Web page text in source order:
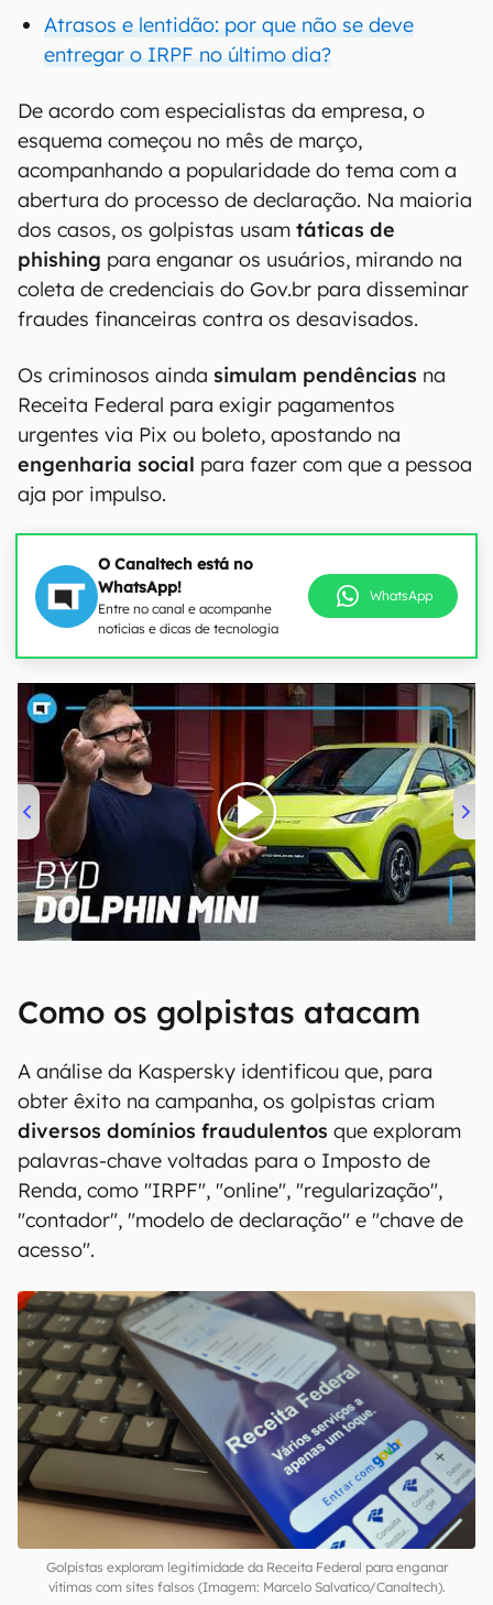
Atrasos e lentidão: por que não se deve
entregar o IRPF no último dia?
De acordo com especialistas da empresa, o
esquema começou no mês de março,
acompanhando a popularidade do tema com a
abertura do processo de declaração. Na maioria
dos casos, os golpistas usam táticas de
phishing para enganar os usuários, mirando na
coleta de credenciais do Gov.br para disseminar
fraudes financeiras contra os desavisados.
Os criminosos ainda simulam pendências na
Receita Federal para exigir pagamentos
urgentes via Pix ou boleto, apostando na
engenharia social para fazer com que a pessoa
aja por impulso.
O Canaltech está no
WhatsApp!
Entre no canal e acompanhe
notícias e dicas de tecnologia
WhatsApp
00:00/04:07
Como os golpistas atacam
A análise da Kaspersky identificou que, para
obter êxito na campanha, os golpistas criam
diversos domínios fraudulentos que exploram
palavras-chave voltadas para o Imposto de
Renda, como "IRPF", "online", "regularização",
"contador", "modelo de declaração" e "chave de
acesso".
Golpistas exploram legitimidade da Receita Federal para enganar
vítimas com sites falsos (Imagem: Marcelo Salvatico/Canaltech).